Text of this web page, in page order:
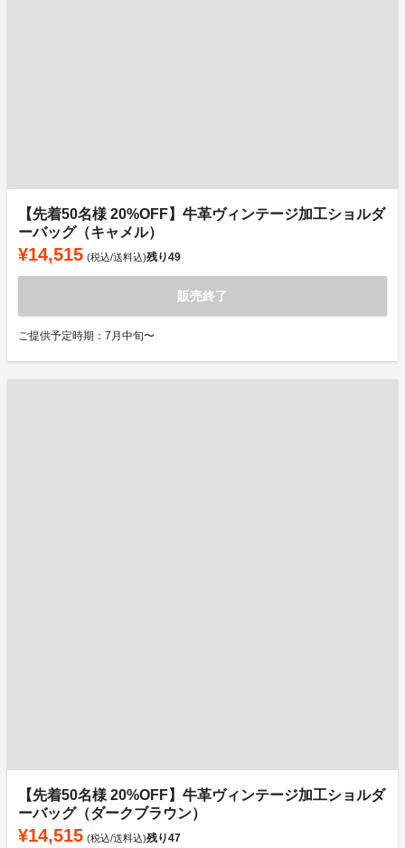
【先着50名様 20%OFF】牛革ヴィンテージ加工ショルダ
ーバッグ（キャメル）
¥14,515 (税込/送料込)残り49
販売終了
ご提供予定時期：7月中旬〜
【先着50名様 20%OFF】牛革ヴィンテージ加工ショルダ
ーバッグ（ダークブラウン）
¥14,515 (税込/送料込)残り47